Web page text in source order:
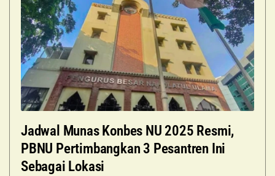
Jadwal Munas Konbes NU 2025 Resmi,
PBNU Pertimbangkan 3 Pesantren Ini
Sebagai Lokasi